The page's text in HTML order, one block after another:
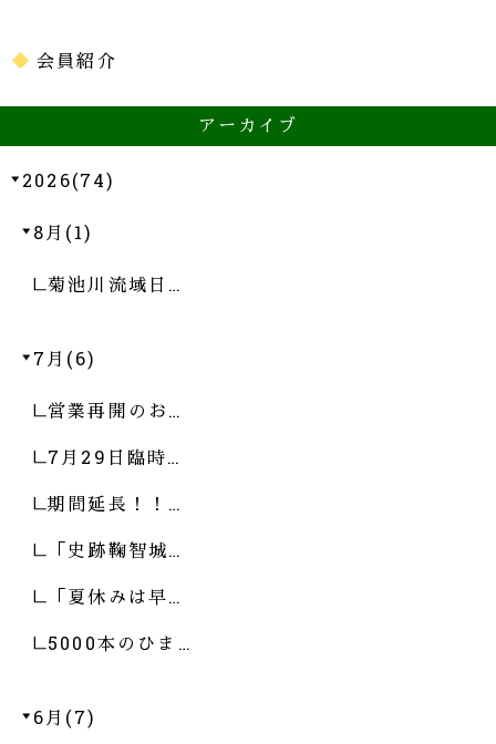
会員紹介
アーカイブ
2026(74)
8月(1)
菊池川流域日…
7月(6)
営業再開のお…
7月29日臨時…
期間延長！！…
「史跡鞠智城…
「夏休みは早…
5000本のひま…
6月(7)